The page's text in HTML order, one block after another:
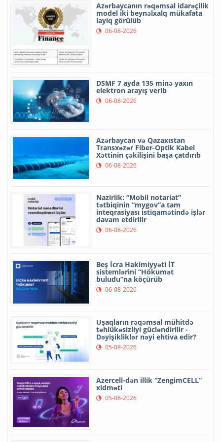
Azərbaycanın rəqəmsal idarəçilik
model iki beynəlxalq mükafata
layiq görülüb
06-08-2026
DSMF 7 ayda 135 minə yaxın
elektron arayış verib
06-08-2026
Azərbaycan və Qazaxıstan
Transxəzər Fiber-Optik Kabel
Xəttinin çəkilişini başa çatdırıb
06-08-2026
Nazirlik: “Mobil notariat”
tətbiqinin “mygov”a tam
inteqrasiyası istiqamətində işlər
davam etdirilir
06-08-2026
Beş İcra Hakimiyyəti İT
sistemlərini “Hökumət
buludu”na köçürüb
06-08-2026
Uşaqların rəqəmsal mühitdə
təhlükəsizliyi gücləndirilir -
Dəyişikliklər nəyi ehtiva edir?
05-08-2026
Azercell-dən illik “ZengimCELL”
xidməti
05-08-2026